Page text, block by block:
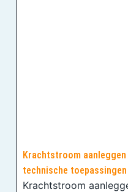
Krachtstroom
technische toepassingen
Krachtstroom